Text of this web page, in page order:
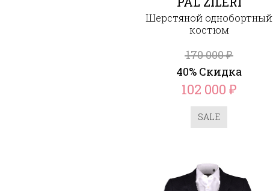
Шерстяной однобортный
костюм
170 000₽
40% Скидка
102 000 ₽
SALE